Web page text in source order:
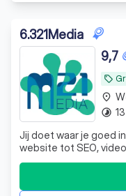
6.321Media
local_offer
9,7
Jij doet waar je goed
website tot SEO,
nemen ruis weg en
merkafdeling on
place
timelapse